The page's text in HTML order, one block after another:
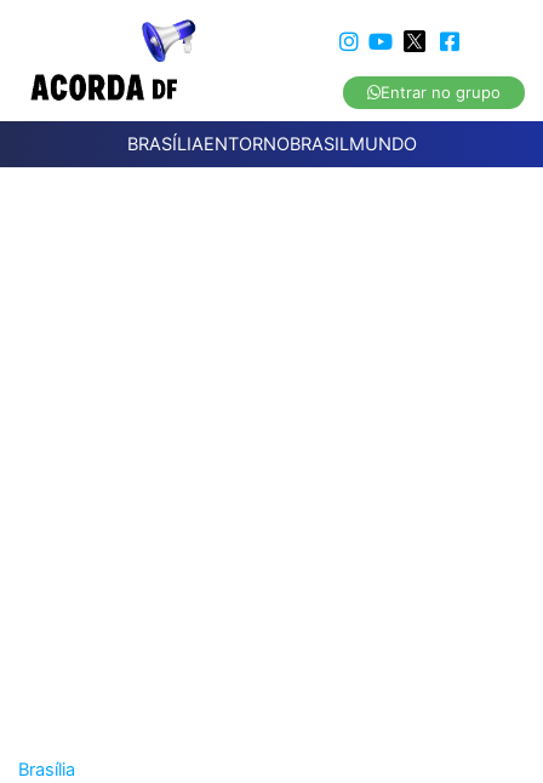
Entrar no grupo
BRASÍLIAENTORNOBRASILMUNDO
Brasília